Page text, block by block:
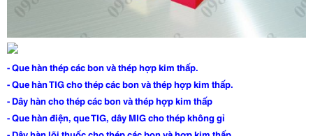
- Que hàn thép các bon và thép hợp kim thấp.
- Que hàn TIG cho thép các bon và thép hợp kim thấp.
- Dây hàn cho thép các bon và thép hợp kim thấp
- Que hàn điện, que TIG, dây MIG cho thép không gỉ